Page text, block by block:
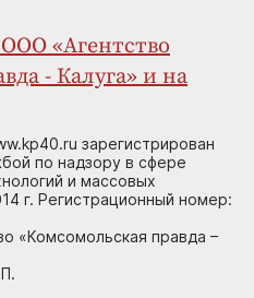
«Агентство
- Калуга» и на
зарегистрирован
по надзору в сфере
и массовых
г. Регистрационный номер:
«Комсомольская правда –